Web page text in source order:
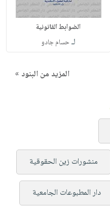
الضوابط القانونية
لـحسام جادو
المزيد من البنود »
منشورات زين الحقوقية
دار المطبوعات الجامعية